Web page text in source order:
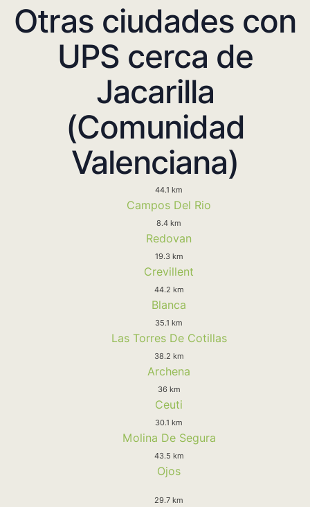
Otras ciudades con
UPS cerca de
Jacarilla
(Comunidad
Valenciana)
44.1 km
Campos Del Rio
8.4 km
Redovan
19.3 km
Crevillent
44.2 km
Blanca
35.1 km
Las Torres De Cotillas
38.2 km
Archena
36 km
Ceuti
30.1 km
Molina De Segura
43.5 km
Ojos
29.7 km